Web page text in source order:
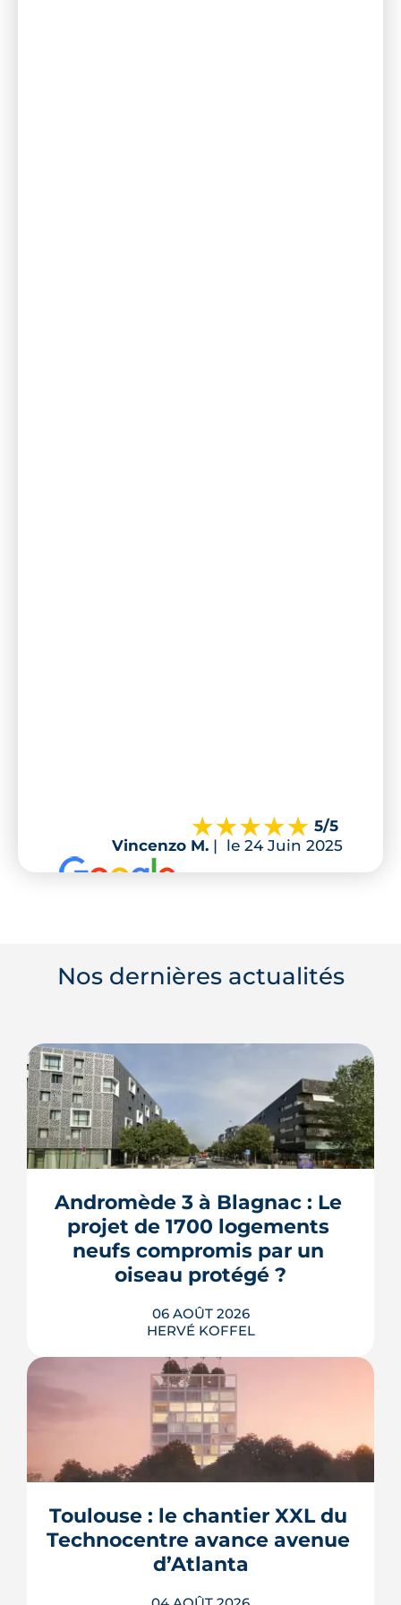
5/5
Vincenzo M. | le 24 Juin 2025
Nos dernières actualités
Andromède 3 à Blagnac : Le
projet de 1700 logements
neufs compromis par un
oiseau protégé ?
06 AOÛT 2026
HERVÉ KOFFEL
La troisième et dernière phase de
l'écoquartier Andromède doit livrer
près de 1 700 logements à partir de
protégé, la cisticole des joncs, contraint
fortement le plan d'aménagement et
repousse un calendrier déjà tendu.
LIRE L'ARTICLE
Toulouse : le chantier XXL du
Technocentre avance avenue
d’Atlanta